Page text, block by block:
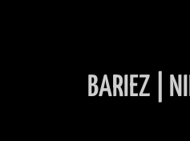
BARIEZ |